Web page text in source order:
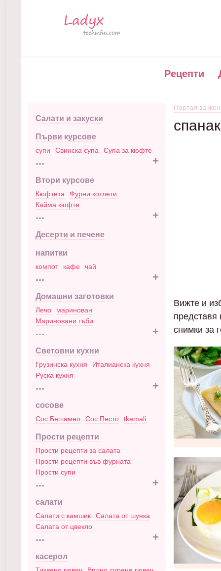
Рецепти
Салати и закуски
Първи курсове
супи Свинска супа Супа за кюфте
... +
Втори курсове
Кюфтета
Фурни котлети
Кайма кюфте
... +
Десерти и печене
напитки
компот кафе чай
... +
Домашни заготовки
Лечо
маринован
Мариновани гъби
... +
Световни кухни
Грузинска кухня
Италианска кухня
Руска кухня
... +
сосове
Сос Бешамел Сос Песто tkemali
Прости рецепти
Прости рецепти за салата
Прости рецепти във фурната
Прости супи
... +
салати
Салати с камшик
Салата от шунка
Салата от цвекло
... +
касерол
Портал за
спанак
Вижте и
представя
снимки за